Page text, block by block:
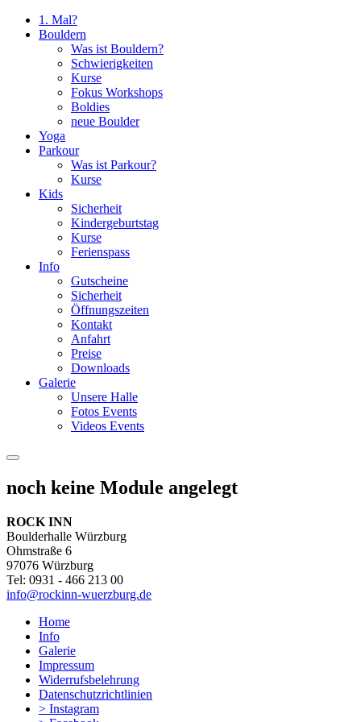
1. Mal?
Bouldern
Was ist Bouldern?
Schwierigkeiten
Kurse
Fokus Workshops
Boldies
neue Boulder
Yoga
Parkour
Was ist Parkour?
Kurse
Kids
Sicherheit
Kindergeburtstag
Kurse
Ferienspass
Info
Gutscheine
Sicherheit
Öffnungszeiten
Kontakt
Anfahrt
Preise
Downloads
Galerie
Unsere Halle
Fotos Events
Videos Events
noch keine Module angelegt
ROCK INN
Boulderhalle Würzburg
Ohmstraße 6
97076 Würzburg
Tel: 0931 - 466 213 00
info@rockinn-wuerzburg.de
Home
Info
Galerie
Impressum
Widerrufsbelehrung
Datenschutzrichtlinien
> Instagram